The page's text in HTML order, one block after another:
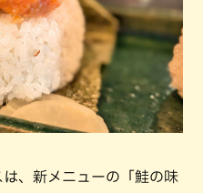
、新メニューの「鮭の味